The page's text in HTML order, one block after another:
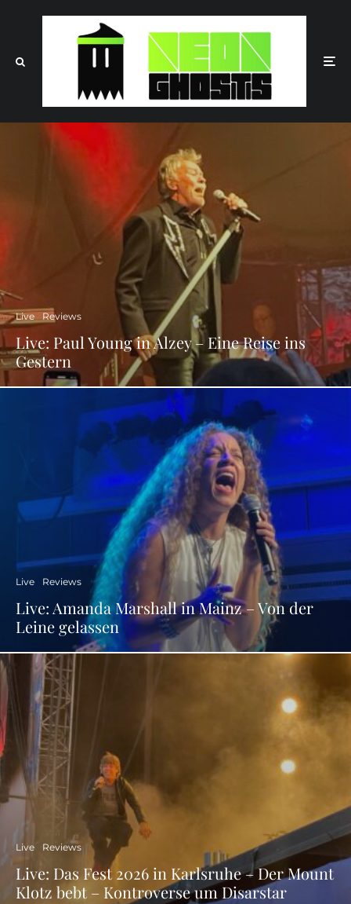
Live Reviews
Live: Paul Young in Alzey – Eine Reise ins
Gestern
Live Reviews
Live: Amanda Marshall in Mainz – Von der
Leine gelassen
Live Reviews
Live: Das Fest 2026 in Karlsruhe – Der Mount
Klotz bebt – Kontroverse um Disarstar